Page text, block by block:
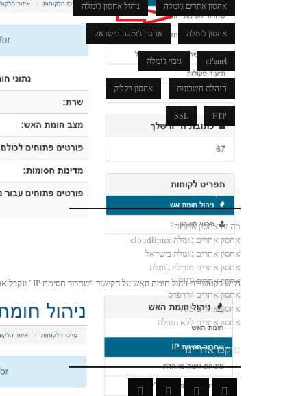
נקיש בקטגוריית ניהול חומת האש על הקישור “שחרור חסימת IP” ונקבל את העמוד הבא:
אחסון אתרים ג'ומלה ניהול אחסון ג'ומלה
אחסון ג'ומלה אחסון ג'ומלה בישראל
cPanel גיבוי ג'ומלה
הנהלת חשבונות אחסון בקליק
FTP
SSL
אחסון אתרים ג'ומלה
מה זה אחסון אתרים?
אחסון אתרים ג'ומלה cloudlinux
אחסון אתרים ג'ומלה בישראל
אחסון אתרים מומלץ ג'ומלה
אחסון אתרים PHP
אחסון אתרים וורדפרס
אחסון אתרים VPS
אחסון אתרים ללא הגבלה
עיקבו אחרינו